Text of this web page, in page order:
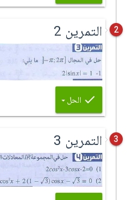
2 التمرين 2
الحل
3 التمرين 3